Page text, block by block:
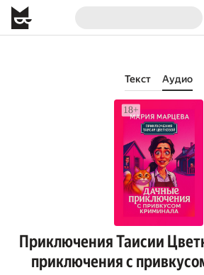
Текст Аудио
Приключения Таисии
приключения с